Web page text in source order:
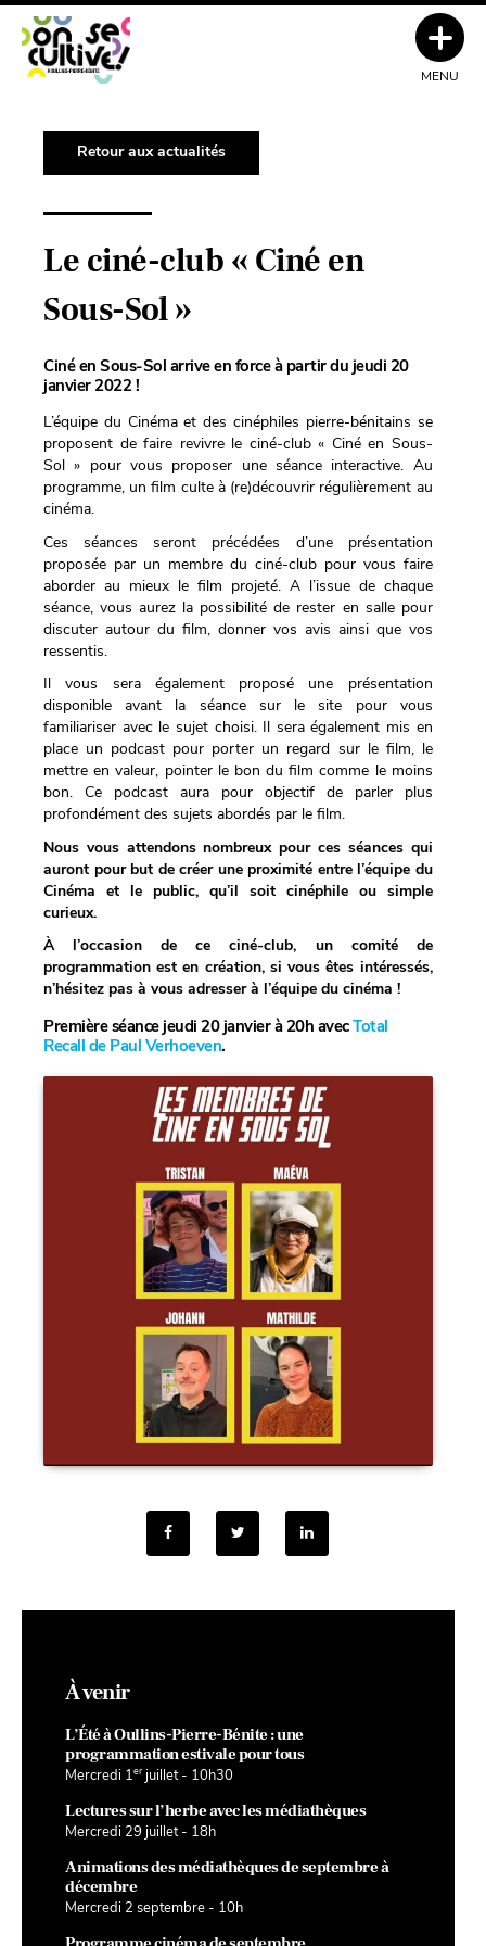
Retour aux actualités
Le ciné-club « Ciné en
Sous-Sol »
Ciné en Sous-Sol arrive en force à partir du jeudi 20
janvier 2022 !
L’équipe du Cinéma et des cinéphiles pierre-bénitains se
proposent de faire revivre le ciné-club « Ciné en Sous-
Sol » pour vous proposer une séance interactive. Au
programme, un film culte à (re)découvrir régulièrement au
cinéma.
Ces séances seront précédées d’une présentation
proposée par un membre du ciné-club pour vous faire
aborder au mieux le film projeté. A l’issue de chaque
séance, vous aurez la possibilité de rester en salle pour
discuter autour du film, donner vos avis ainsi que vos
ressentis.
Il vous sera également proposé une présentation
disponible avant la séance sur le site pour vous
familiariser avec le sujet choisi. Il sera également mis en
place un podcast pour porter un regard sur le film, le
mettre en valeur, pointer le bon du film comme le moins
bon. Ce podcast aura pour objectif de parler plus
profondément des sujets abordés par le film.
Nous vous attendons nombreux pour ces séances qui
auront pour but de créer une proximité entre l’équipe du
Cinéma et le public, qu’il soit cinéphile ou simple
curieux.
À l’occasion de ce ciné-club, un comité de
programmation est en création, si vous êtes intéressés,
n’hésitez pas à vous adresser à l’équipe du cinéma !
Première séance jeudi 20 janvier à 20h avecTotal
Recall de Paul Verhoeven.
À venir
L’Été à Oullins-Pierre-Bénite : une
programmation estivale pour tous
Mercredi 1er juillet - 10h30
Lectures sur l’herbe avec les médiathèques
Mercredi 29 juillet - 18h
Animations des médiathèques de septembre à
décembre
Mercredi 2 septembre - 10h
MENU